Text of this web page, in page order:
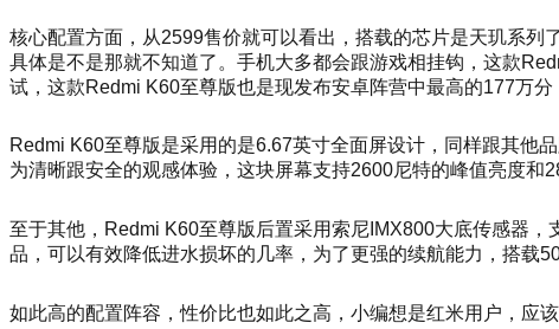
核心配置方面，从2599售价就可以看出，搭载的芯片是天玑系
具体是不是那就不知道了。手机大多都会跟游戏相挂钩，这款
试，这款Redmi K60至尊版也是现发布安卓阵营中最高的177万分
Redmi K60至尊版是采用的是6.67英寸全面屏设计，同样跟其他
为清晰跟安全的观感体验，这块屏幕支持2600尼特的峰值亮度和
至于其他，Redmi K60至尊版后置采用索尼IMX800大底传感器
品，可以有效降低进水损坏的几率，为了更强的续航能力，搭载
如此高的配置阵容，性价比也如此之高，小编想是红米用户，应该